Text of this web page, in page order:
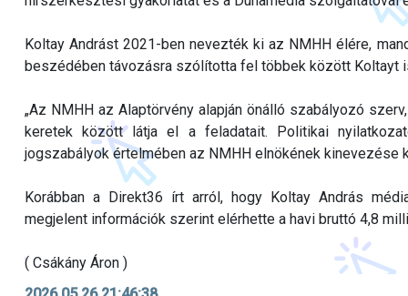
Koltay Andrást 2021-ben nevezték ki az NMHH élére,
beszédében távozásra szólította fel többek között Koltayt
„Az NMHH az Alaptörvény alapján önálló szabályozó
keretek között látja el a feladatait. Politikai
jogszabályok értelmében az NMHH elnökének
Korábban a Direkt36 írt arról, hogy Koltay András
megjelent információk szerint elérhette a havi bruttó 4,8
( Csákány Áron )